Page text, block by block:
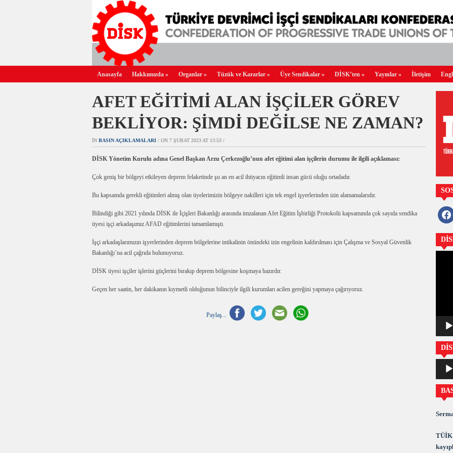
Anasayfa Hakkımızda » Organlar » Tüzük ve Kararlar » Üye Sendikalar » DİSK’ten » Yayınlar » İletişim
AFET EĞİTİMİ ALAN İŞÇİLER GÖREV
BEKLİYOR: ŞİMDİ DEĞİLSE NE ZAMAN?
IN BASIN AÇIKLAMALARI / ON 7 ŞUBAT 2023 AT 13:53 /
DİSK Yönetim Kurulu adına Genel Başkan Arzu Çerkezoğlu’nun afet eğitimi alan işçilerin durumu ile ilgili açıklaması:
Çok geniş bir bölgeyi etkileyen deprem felaketinde şu an en acil ihtiyacın eğitimli insan gücü oluğu ortadadır.
Bu kapsamda gerekli eğitimleri almış olan üyelerimizin bölgeye nakilleri için tek engel işyerlerinden izin alamamalarıdır.
Bilindiği gibi 2021 yılında DİSK ile İçişleri Bakanlığı arasında imzalanan Afet Eğitim İşbirliği Protokolü kapsamında çok sayıda sendika
üyesi işçi arkadaşımız AFAD eğitimlerini tamamlamıştı.
İşçi arkadaşlarımızın işyerlerinden deprem bölgelerine intikalinin önündeki izin engelinin kaldırılması için Çalışma ve Sosyal Güvenlik
Bakanlığı’na acil çağrıda bulunuyoruz.
DİSK üyesi işçiler işlerini güçlerini bırakıp deprem bölgesine koşmaya hazırdır.
Geçen her saatin, her dakikanın kıymetli olduğunun bilinciyle ilgili kurumları acilen gereğini yapmaya çağırıyoruz.
Paylaş...
oynatıcı
TÜİK